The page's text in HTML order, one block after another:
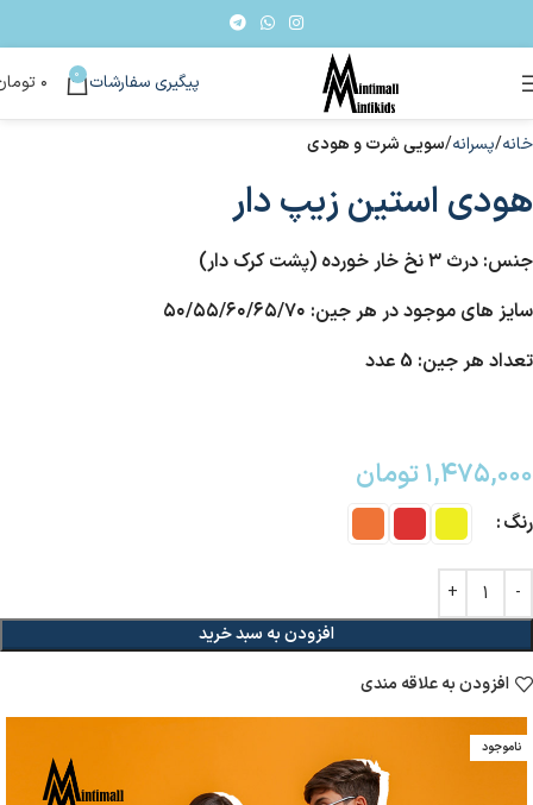
پیگیری سفارشات 0 ۰
خانه پسرانه سویی شرت و هودی
هودی استین زیپ دار
جنس: درث ۳ نخ خار خورده (پشت کرک دار)
سایز های موجود در هر جین: ۵۰/۵۵/۶۰/۶۵/۷۰
تعداد هر جین: 5 عدد
۱,۴۷۵,۰۰۰تومان
رنگ
افزودن به سبد خرید
افزودن به علاقه مندی
ناموجود